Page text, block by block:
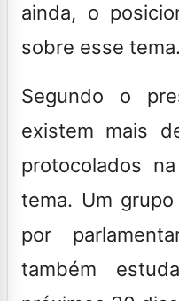
ainda, o
sobre esse
Segundo o
existem mais
protocolados
tema. Um
por
também